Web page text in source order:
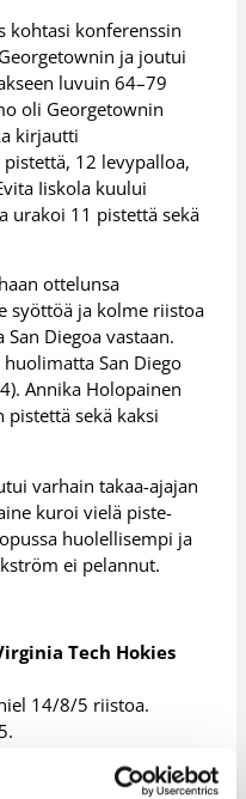
kohtasi konferenssin
ja joutui
luvuin 64–79
oli Georgetownin
kirjautti
12 levypalloa,
Iiskola kuului
urakoi 11 pistettä sekä
ottelunsa
syöttöä ja kolme riistoa
Diegoa vastaan.
San Diego
Annika Holopainen
sekä kaksi
varhain takaa-ajajan
kuroi vielä piste-
huolellisempi ja
ei pelannut.
Tech Hokies
14/8/5 riistoa.